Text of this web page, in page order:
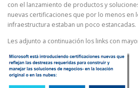
con el lanzamiento de productos y
nuevas certificaciones que por lo menos en
infraestructura estaban un poco estancadas.
Les adjunto a continuación los links con